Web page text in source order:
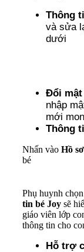
Thông
và sửa
dưới
Đổi mật
nhập
mới
Thông
Nhấn vào Hồ
bé
Phụ huynh
tin bé Joy sẽ
giáo viên lớp
thông tin cho
Hỗ trợ